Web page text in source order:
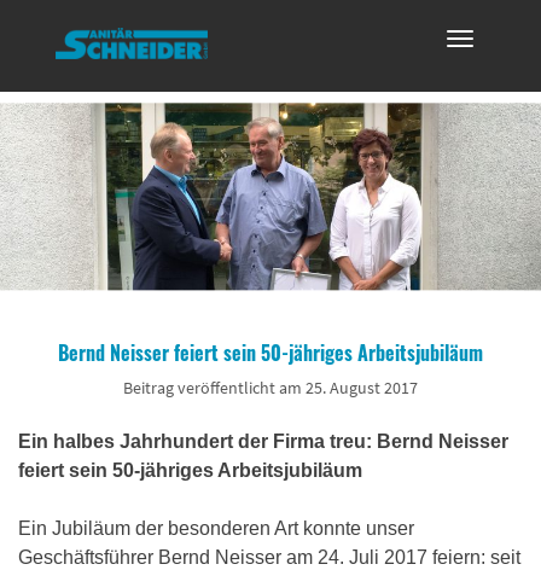
Toggle
navigation
Bernd Neisser feiert sein 50-jähriges Arbeitsjubiläum
Beitrag veröffentlicht am 25. August 2017
Ein halbes Jahrhundert der Firma treu: Bernd Neisser
feiert sein 50-jähriges Arbeitsjubiläum
Ein Jubiläum der besonderen Art konnte unser
Geschäftsführer Bernd Neisser am 24. Juli 2017 feiern: seit